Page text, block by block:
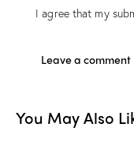
I agree that my
You May Also